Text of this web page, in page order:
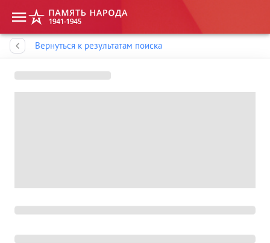
Вернуться к результатам поиска
Память народа